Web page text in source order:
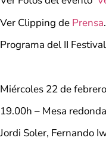
Ver Clipping de Prensa.
Programa del II
Miércoles 22 de febrero
19.00h – Mesa redonda
Jordi Soler, Fernando